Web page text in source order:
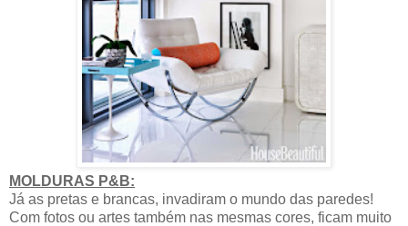
MOLDURAS P&B:
Já as pretas e brancas, invadiram o mundo das paredes!
Com fotos ou artes também nas mesmas cores, ficam muito